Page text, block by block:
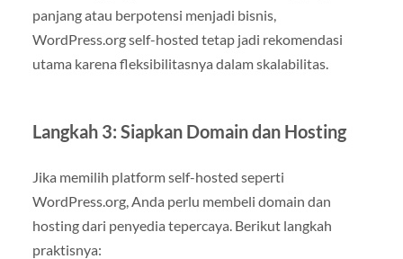
panjang atau berpotensi menjadi bisnis,
WordPress.org self-hosted tetap jadi rekomendasi
utama karena fleksibilitasnya dalam skalabilitas.
Langkah 3: Siapkan Domain dan Hosting
Jika memilih platform self-hosted seperti
WordPress.org, Anda perlu membeli domain dan
hosting dari penyedia tepercaya. Berikut langkah
praktisnya: